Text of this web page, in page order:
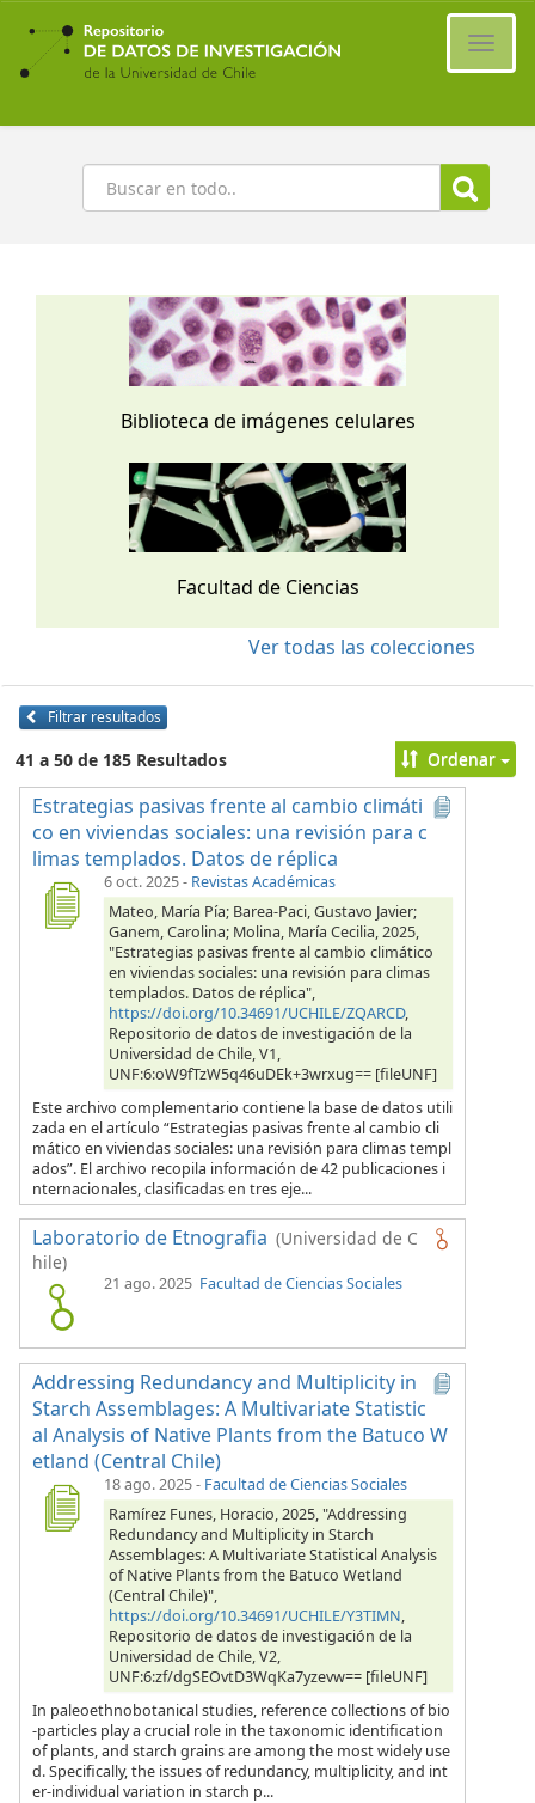
Ir
contenido
principal
Buscar
Biblioteca de imágenes celulares
Facultad de Ciencias
Ver todas las colecciones
Filtrar resultados
41 a 50 de 185 Resultados Ordenar
Estrategias pasivas frente al cambio climáti
co en viviendas sociales: una revisión para c
limas templados. Datos de réplica
6 oct. 2025- Revistas Académicas
Mateo, María Pía; Barea-Paci, Gustavo Javier;
Ganem, Carolina; Molina, María Cecilia, 2025,
"Estrategias pasivas frente al cambio climático
en viviendas sociales: una revisión para climas
templados. Datos de réplica",
https://doi.org/10.34691/UCHILE/ZQARCD,
Repositorio de datos de investigación de la
Universidad de Chile, V1,
UNF:6:oW9fTzW5q46uDEk+3wrxug== [fileUNF]
Este archivo complementario contiene la base de datos utili
zada en el artículo “Estrategias pasivas frente al cambio cli
mático en viviendas sociales: una revisión para climas templ
ados”. El archivo recopila información de 42 publicaciones i
nternacionales, clasificadas en tres eje...
Laboratorio de Etnografia (Universidad de C
hile)
21 ago. 2025 Facultad de Ciencias Sociales
Addressing Redundancy and Multiplicity in
Starch Assemblages: A Multivariate Statistic
al Analysis of Native Plants from the Batuco W
etland (Central Chile)
18 ago. 2025- Facultad de Ciencias Sociales
Ramírez Funes, Horacio, 2025, "Addressing
Redundancy and Multiplicity in Starch
Assemblages: A Multivariate Statistical Analysis
of Native Plants from the Batuco Wetland
(Central Chile)",
https://doi.org/10.34691/UCHILE/Y3TIMN,
Repositorio de datos de investigación de la
Universidad de Chile, V2,
UNF:6:zf/dgSEOvtD3WqKa7yzevw== [fileUNF]
In paleoethnobotanical studies, reference collections of bio
-particles play a crucial role in the taxonomic identification
of plants, and starch grains are among the most widely use
d. Specifically, the issues of redundancy, multiplicity, and int
er-individual variation in starch p...